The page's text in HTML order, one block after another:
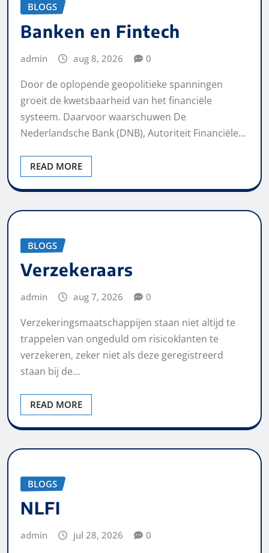
BLOGS
Banken en Fintech
admin aug 8, 2026 0
Door de oplopende geopolitieke spanningen
groeit de kwetsbaarheid van het financiële
systeem. Daarvoor waarschuwen De
Nederlandsche Bank (DNB), Autoriteit Financiële…
READ MORE
BLOGS
Verzekeraars
admin aug 7, 2026 0
Verzekeringsmaatschappijen staan niet altijd te
trappelen van ongeduld om risicoklanten te
verzekeren, zeker niet als deze geregistreerd
staan bij de…
READ MORE
BLOGS
NLFI
admin jul 28, 2026 0